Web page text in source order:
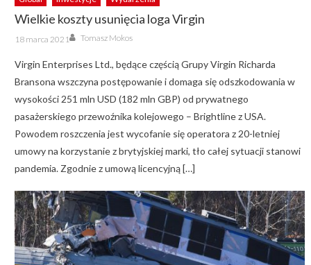
Wielkie koszty usunięcia loga Virgin
Posted
on
18 marca 2021 Author
Tomasz Mokos
Virgin Enterprises Ltd., będące częścią Grupy Virgin Richarda
Bransona wszczyna postępowanie i domaga się odszkodowania w
wysokości 251 mln USD (182 mln GBP) od prywatnego
pasażerskiego przewoźnika kolejowego – Brightline z USA.
Powodem roszczenia jest wycofanie się operatora z 20-letniej
umowy na korzystanie z brytyjskiej marki, tło całej sytuacji stanowi
pandemia. Zgodnie z umową licencyjną […]